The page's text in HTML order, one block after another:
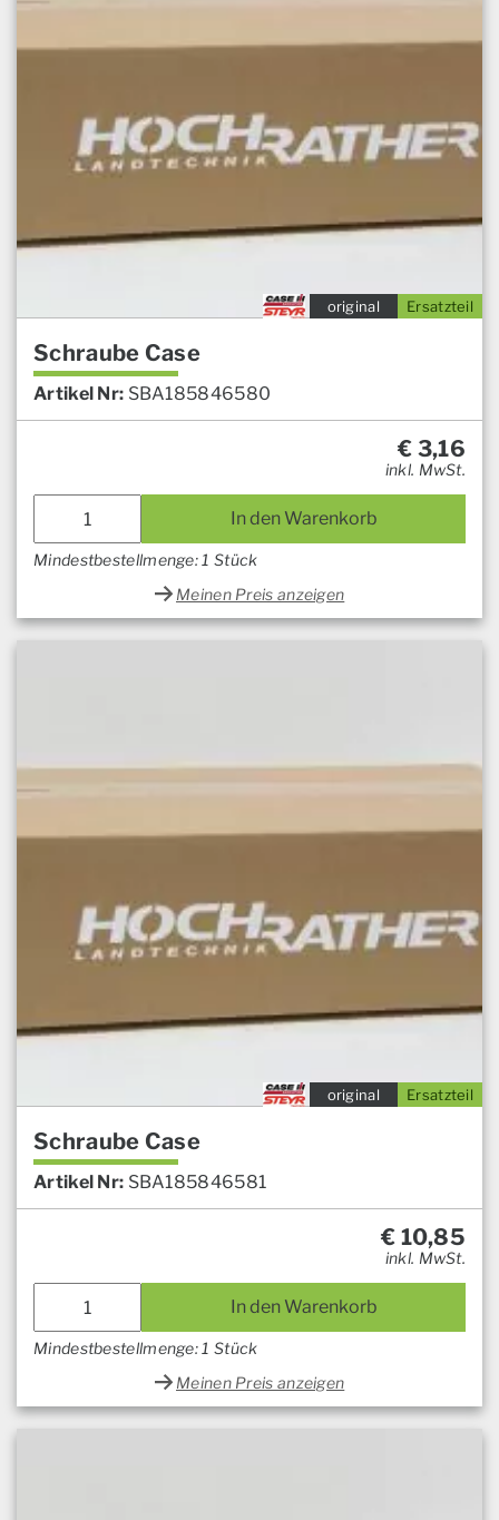
Ersatzteil
original
Schraube Case
Artikel Nr: SBA185846580
€ 3,16
inkl. MwSt.
In den Warenkorb
Mindestbestellmenge: 1 Stück
Meinen Preis anzeigen
Ersatzteil
original
Schraube Case
Artikel Nr: SBA185846581
€ 10,85
inkl. MwSt.
In den Warenkorb
Mindestbestellmenge: 1 Stück
Meinen Preis anzeigen